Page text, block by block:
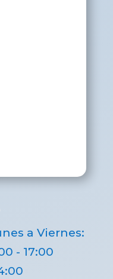
a Viernes:
- 17:00